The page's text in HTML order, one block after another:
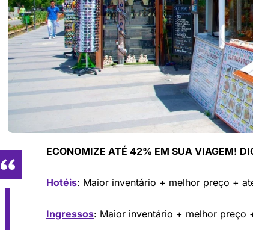
ECONOMIZE ATÉ 42% EM SUA VIAGEM!
Hotéis: Maior inventário + melhor preço +
Ingressos: Maior inventário + melhor preço